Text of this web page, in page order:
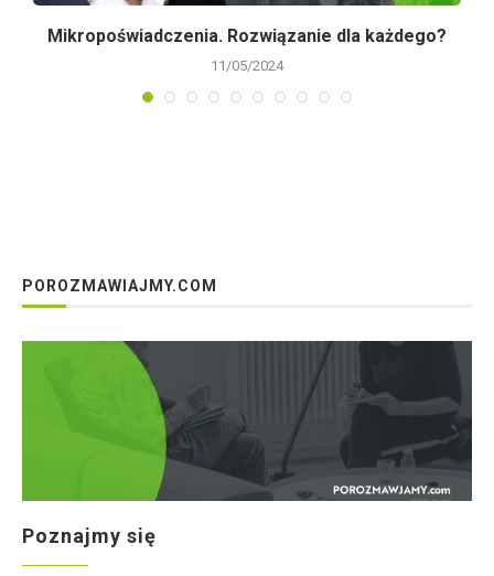
Mikropoświadczenia. Rozwiązanie dla każdego?
11/05/2024
POROZMAWIAJMY.COM
Poznajmy się